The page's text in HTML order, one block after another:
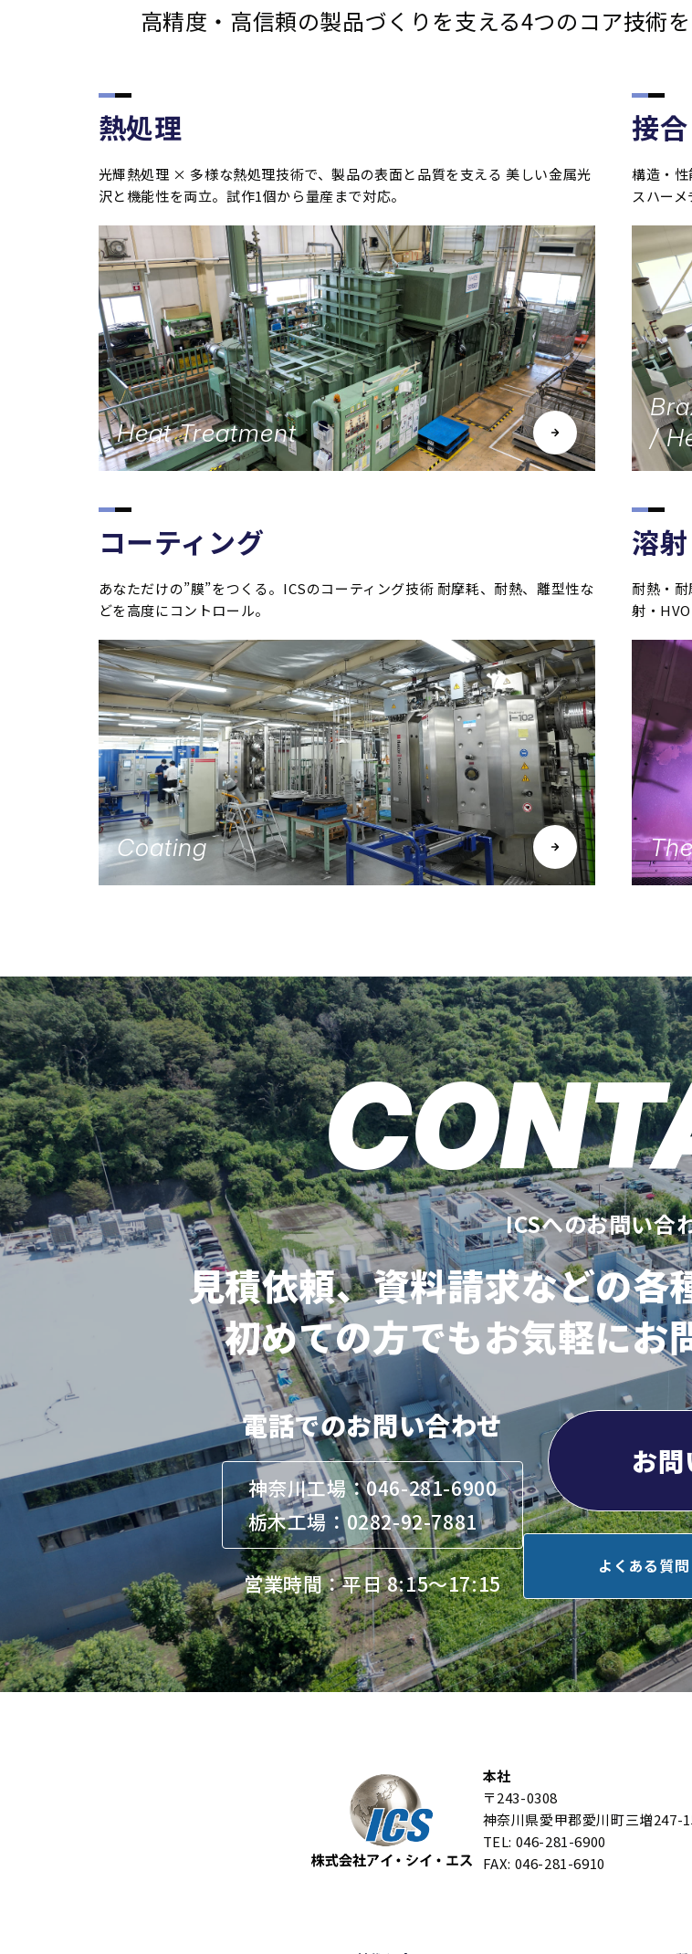
高精度・高信頼の製品づくりを支える4つのコア技術を
熱処理
光輝熱処理 × 多様な熱処理技術で、製品の表面と品質を支える 美しい金属光
沢と機能性を両立。試作1個から量産まで対応。
Heat Treatment
接合
構造・
スハー
/
コーティング
あなただけの”膜”をつくる。ICSのコーティング技術 耐摩耗、耐熱、離型性な
どを高度にコントロール。
Coating
溶射
耐熱・
射・
ICSへのお問い合
見積依頼、資料請求などの各
初めての方でもお気軽にお
電話でのお問い合わせ
神奈川工場：046-281-6900
栃木工場：0282-92-7881
営業時間：平日 8:15～17:15
お
よくある質問
本社
〒243-0308
神奈川県愛甲郡愛川町三増247-
TEL: 046-281-6900
FAX: 046-281-6910